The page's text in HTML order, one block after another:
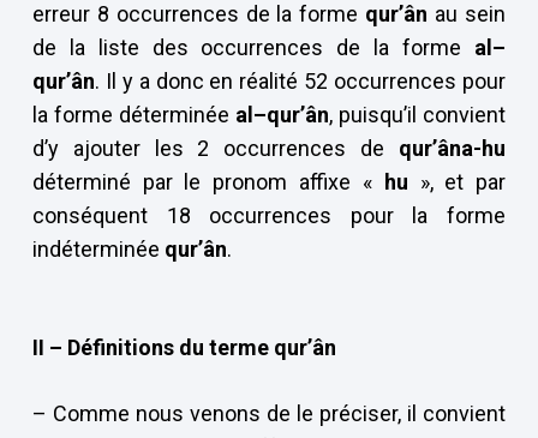
erreur 8 occurrences de la forme qur’ân au sein
de la liste des occurrences de la forme al–
qur’ân. Il y a donc en réalité 52 occurrences pour
la forme déterminée al–qur’ân, puisqu’il convient
d’y ajouter les 2 occurrences de qur’âna-hu
déterminé par le pronom affixe «
hu », et par
conséquent 18 occurrences pour la forme
indéterminée qur’ân.
II – Définitions du terme qur’ân
– Comme nous venons de le préciser, il convient